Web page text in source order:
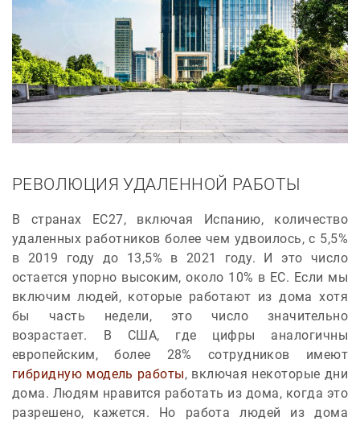
РЕВОЛЮЦИЯ УДАЛЕННОЙ РАБОТЫ
В странах ЕС27, включая Испанию, количество
удаленных работников более чем удвоилось, с 5,5%
в 2019 году до 13,5% в 2021 году. И это число
остается упорно высоким, около 10% в ЕС. Если мы
включим людей, которые работают из дома хотя
бы часть недели, это число значительно
возрастает. В США, где цифры аналогичны
европейским, более 28% сотрудников имеют
гибридную модель работы, включая некоторые дни
дома. Людям нравится работать из дома, когда это
разрешено, кажется. Но работа людей из дома